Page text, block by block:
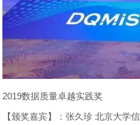
2019数据质量卓越实践奖
【颁奖嘉宾】：张久珍 北京大学